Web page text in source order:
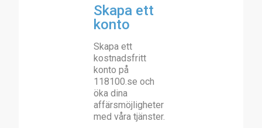
Skapa ett
konto
Skapa ett
kostnadsfritt
konto på
118100.se och
öka dina
affärsmöjligheter
med våra tjänster.